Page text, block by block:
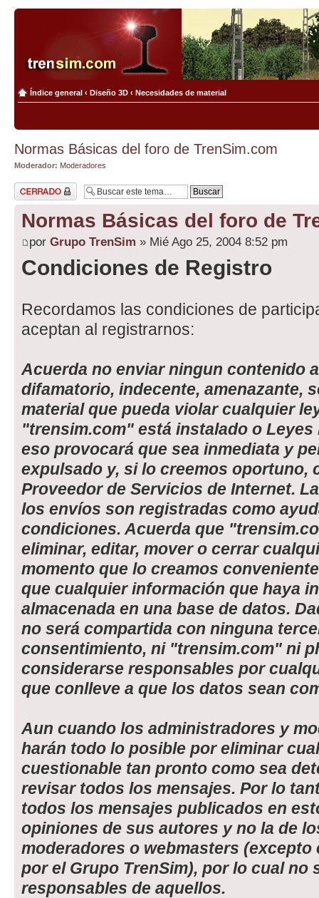
Índice general ‹ Diseño 3D ‹ Necesidades de material
Normas Básicas del foro de TrenSim.com
Moderador: Moderadores
Tema cerrado
Normas Básicas del foro de
por Grupo TrenSim » Mié Ago 25, 2004 8:52 pm
Condiciones de Registro
Recordamos las condiciones de
aceptan al registrarnos:
Acuerda no enviar ningun contenido
difamatorio, indecente, amenazante,
material que pueda violar cualquier
"trensim.com" está instalado o
eso provocará que sea inmediata y
expulsado y, si lo creemos oportuno,
Proveedor de Servicios de Internet.
los envíos son registradas como
condiciones. Acuerda que
eliminar, editar, mover o cerrar
momento que lo creamos
que cualquier información que haya
almacenada en una base de datos.
no será compartida con ninguna
consentimiento, ni "trensim.com" ni
considerarse responsables por
que conlleve a que los datos sean
Aun cuando los administradores y
harán todo lo posible por eliminar
cuestionable tan pronto como sea
revisar todos los mensajes. Por lo
todos los mensajes publicados en
opiniones de sus autores y no la de
moderadores o webmasters
por el Grupo TrenSim), por lo cual no
responsables de aquellos.